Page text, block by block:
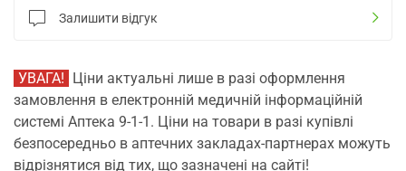
Залишити відгук
УВАГА! Ціни актуальні лише в разі оформлення
замовлення в електронній медичній інформаційній
системі Аптека 9-1-1. Ціни на товари в разі купівлі
безпосередньо в аптечних закладах-партнерах можуть
відрізнятися від тих, що зазначені на сайті!